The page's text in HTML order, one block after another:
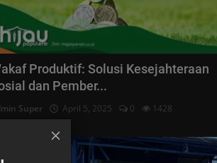
Produktif: Solusi Kesejahteraan
dan Pember...
Super April 5, 2025 0 1428